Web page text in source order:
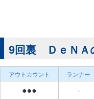
9回裏 ＤｅＮＡ
アウトカウント ランナー
●●● -